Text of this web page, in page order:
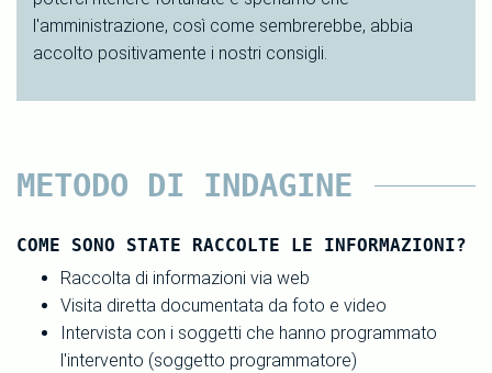
l'amministrazione, così come sembrerebbe, abbia
accolto positivamente i nostri consigli.
METODO DI INDAGINE
COME SONO STATE RACCOLTE LE INFORMAZIONI?
Raccolta di informazioni via web
Visita diretta documentata da foto e video
Intervista con i soggetti che hanno programmato
l'intervento (soggetto programmatore)